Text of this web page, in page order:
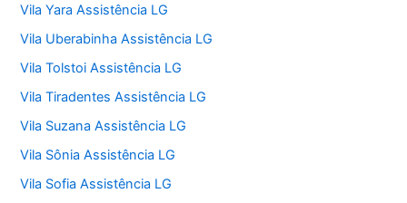
Vila Yara Assistência LG
Vila Uberabinha Assistência LG
Vila Tolstoi Assistência LG
Vila Tiradentes Assistência LG
Vila Suzana Assistência LG
Vila Sônia Assistência LG
Vila Sofia Assistência LG